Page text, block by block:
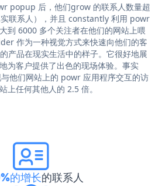
popup 后，他们grow 的联系人数量超
联系人），并且 constantly 利用 powr
到 6000 多个关注者在他们的网站上喂
作为一种视觉方式来快速向他们的客
产品在现实生活中的样子。它很好地展
为客户提供了出色的现场体验。事实
他们网站上的 powr 应用程序交互的访
上任何其他人的 2.5 倍。
的增长的联系人